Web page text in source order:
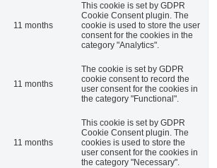
11 months
This cookie is set by GDPR
Cookie Consent plugin. The
cookie is used to store the user
consent for the cookies in the
category "Analytics".
11 months
The cookie is set by GDPR
cookie consent to record the
user consent for the cookies in
the category "Functional".
11 months
This cookie is set by GDPR
Cookie Consent plugin. The
cookies is used to store the
user consent for the cookies in
the category "Necessary".